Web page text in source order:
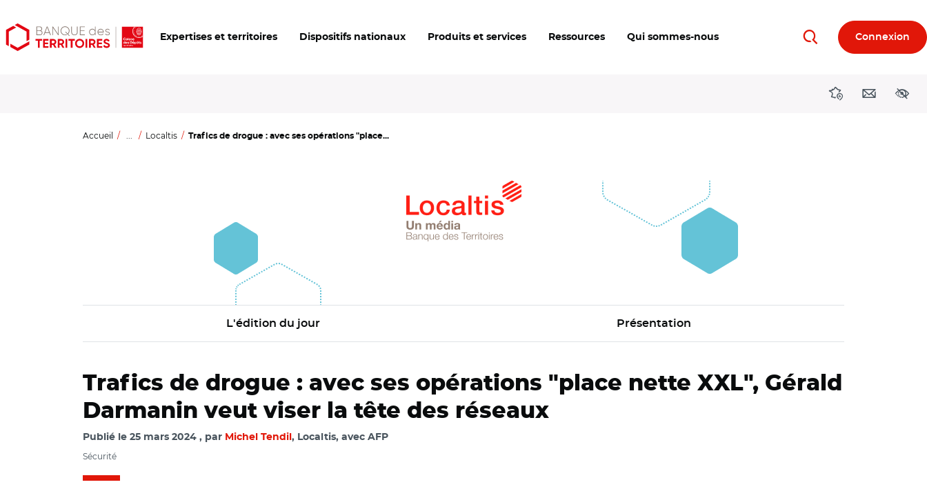
Aller
au
Aller
au
Ouvrir
les
Expertises et territoires Dispositifs nationaux Produits et services Ressources Qui sommes-nous RechercherConnexion
DirectionsContact
Accueil ... Localtis Trafics de drogue : avec ses opérations "place...
L'édition du jour Présentation
Trafics de drogue : avec ses opérations "place nette XXL", Gérald
Darmanin veut viser la tête des réseaux
Publié le 25 mars 2024 par Michel Tendil , Localtis, avec AFP
Sécurité